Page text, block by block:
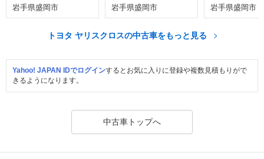
岩手県盛岡市 岩手県盛岡市 岩手県盛岡市
トヨタ ヤリスクロスの中古車をもっと見る
Yahoo! JAPAN IDでログインするとお気に入りに登録や複数見積もりがで
きるようになります。
中古車トップへ